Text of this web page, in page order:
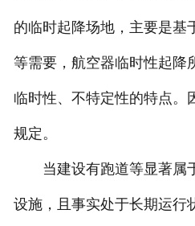
的临时起降场地，主要是基
等需要，航空器临时性起降
临时性、不特定性的特点。
规定。
当建设有跑道等显著属
设施，且事实处于长期运行